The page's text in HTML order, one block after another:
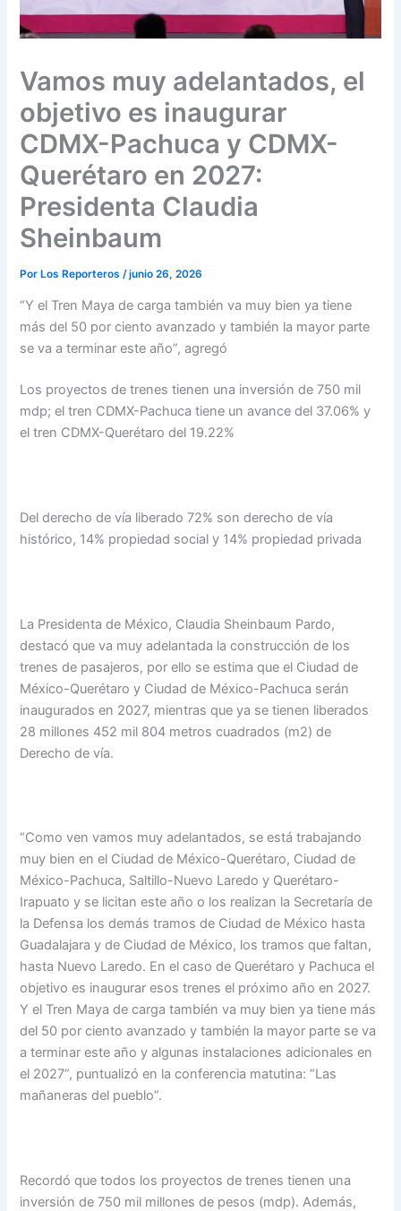
Vamos muy adelantados, el
objetivo es inaugurar
CDMX-Pachuca y CDMX-
Querétaro en 2027:
Presidenta Claudia
Sheinbaum
PorLos Reporteros /junio 26, 2026
“Y el Tren Maya de carga también va muy bien ya tiene
más del 50 por ciento avanzado y también la mayor parte
se va a terminar este año”, agregó
Los proyectos de trenes tienen una inversión de 750 mil
mdp; el tren CDMX-Pachuca tiene un avance del 37.06% y
el tren CDMX-Querétaro del 19.22%
Del derecho de vía liberado 72% son derecho de vía
histórico, 14% propiedad social y 14% propiedad privada
La Presidenta de México, Claudia Sheinbaum Pardo,
destacó que va muy adelantada la construcción de los
trenes de pasajeros, por ello se estima que el Ciudad de
México-Querétaro y Ciudad de México-Pachuca serán
inaugurados en 2027, mientras que ya se tienen liberados
28 millones 452 mil 804 metros cuadrados (m2) de
Derecho de vía.
“Como ven vamos muy adelantados, se está trabajando
muy bien en el Ciudad de México-Querétaro, Ciudad de
México-Pachuca, Saltillo-Nuevo Laredo y Querétaro-
Irapuato y se licitan este año o los realizan la Secretaría de
la Defensa los demás tramos de Ciudad de México hasta
Guadalajara y de Ciudad de México, los tramos que faltan,
hasta Nuevo Laredo. En el caso de Querétaro y Pachuca el
objetivo es inaugurar esos trenes el próximo año en 2027.
Y el Tren Maya de carga también va muy bien ya tiene más
del 50 por ciento avanzado y también la mayor parte se va
a terminar este año y algunas instalaciones adicionales en
el 2027”, puntualizó en la conferencia matutina: “Las
mañaneras del pueblo”.
Recordó que todos los proyectos de trenes tienen una
inversión de 750 mil millones de pesos (mdp). Además,